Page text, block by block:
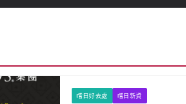
嚐日好去處 嚐日新資